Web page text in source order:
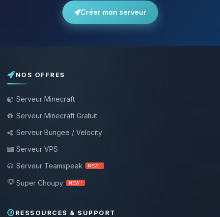
Créer mon serveur
NOS OFFRES
Serveur Minecraft
Serveur Minecraft Gratuit
Serveur Bungee / Velocity
Serveur VPS
Serveur Teamspeak
NEW !
Super Choupy NEW !
RESSOURCES & SUPPORT